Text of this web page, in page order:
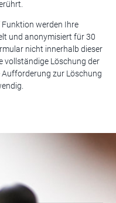
Funktion werden Ihre
und anonymisiert für 30
nicht innerhalb dieser
vollständige Löschung der
zur Löschung